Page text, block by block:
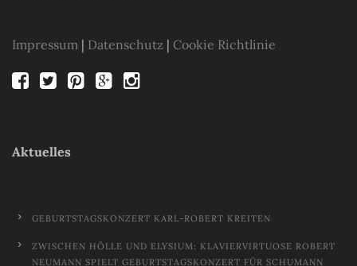
Impressum | Datenschutz | Cookie Richtlinie
Aktuelles
GEBURTSTAGSKONZERT KARL-ROBERT KREITEN
ZWISCHEN HÖLLE UND ELYSIUM: KLAVIERVIRTUOSE ROBERT
NEUMANN SPIELT GEBURTSTAGSKONZERT FÜR SCHUMANN